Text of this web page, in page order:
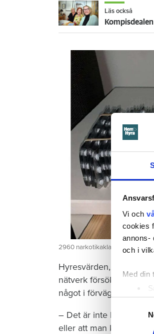
Vi och
cookies
annons-
och i
Med din
Ta
eller
Läs också
2960 narkotikaklassade
Hyresvärden, som vill
nätverk försöker
något i förväg. Den
– Det är inte lätt att
eller att man kanske